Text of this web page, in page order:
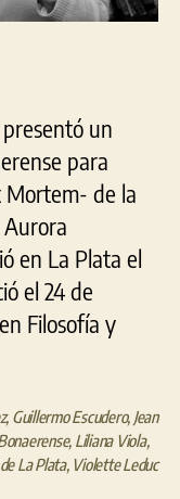
un
para
Mortem- de la
en La Plata el
el 24 de
Filosofía y
, Guillermo Escudero, Jean
, Liliana Viola,
La Plata, Violette Leduc